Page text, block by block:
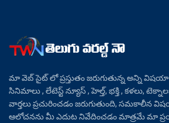
మా వెబ్ సైట్ లో ప్రస్తుతం జరుగుతున్న అన్ని
సినిమాలు , లేటెస్ట్ న్యూస్ , హెల్త్, భక్తి , కళలు,
వార్తలు ప్రచురించడం జరుగుతుంది, సమకాలీన
ఆలోచనను మీ ఎదుట నివేదించడం మాత్రమే మా